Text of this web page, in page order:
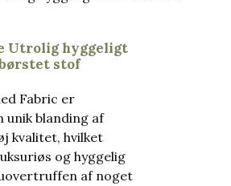
Utrolig hyggeligt
stof
Fabric er
blanding af
kvalitet, hvilket
og hyggelig
af ​​noget